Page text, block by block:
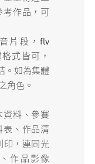
考作品，可
片段，flv
式皆可，
。如為集體
角色。
資料、參賽
表、作品清
印，連同光
作品影像